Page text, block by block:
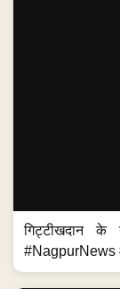
गिट्टीखदान
#NagpurNews